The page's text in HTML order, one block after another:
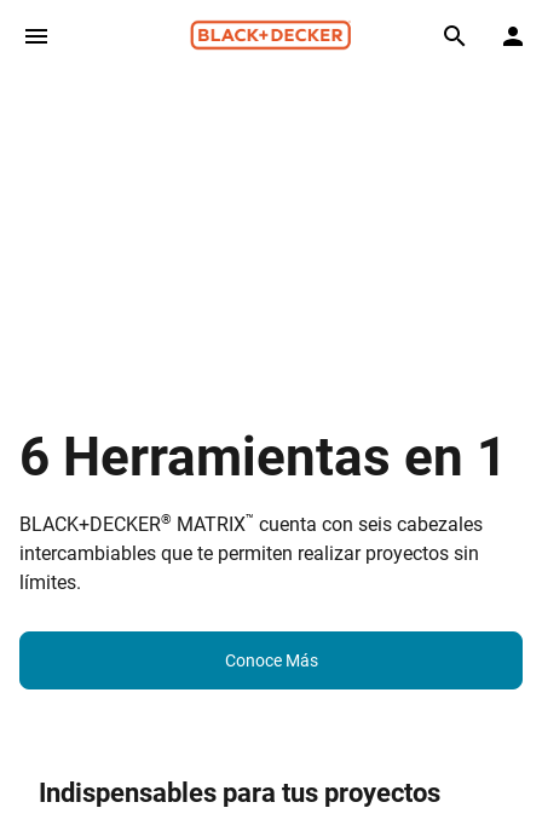
Skip to main content
6 Herramientas en 1
BLACK+DECKER® MATRIX™ cuenta con seis cabezales
intercambiables que te permiten realizar proyectos sin
límites.
Conoce Más
Indispensables para tus proyectos